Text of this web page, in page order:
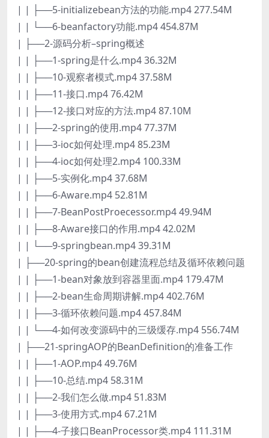
| | ├──5-initializebean方法的功能.mp4 277.54M
| | └──6-beanfactory功能.mp4 454.87M
| ├──2-源码分析–spring概述
| | ├──1-spring是什么.mp4 36.32M
| | ├──10-观察者模式.mp4 37.58M
| | ├──11-接口.mp4 76.42M
| | ├──12-接口对应的方法.mp4 87.10M
| | ├──2-spring的使用.mp4 77.37M
| | ├──3-ioc如何处理.mp4 85.23M
| | ├──4-ioc如何处理2.mp4 100.33M
| | ├──5-实例化.mp4 37.68M
| | ├──6-Aware.mp4 52.81M
| | ├──7-BeanPostProecessor.mp4 49.94M
| | ├──8-Aware接口的作用.mp4 42.02M
| | └──9-springbean.mp4 39.31M
| ├──20-spring的bean创建流程总结及循环依赖问题
| | ├──1-bean对象放到容器里面.mp4 179.47M
| | ├──2-bean生命周期讲解.mp4 402.76M
| | ├──3-循环依赖问题.mp4 457.84M
| | └──4-如何改变源码中的三级缓存.mp4 556.74M
| ├──21-springAOP的BeanDefinition的准备工作
| | ├──1-AOP.mp4 49.76M
| | ├──10-总结.mp4 58.31M
| | ├──2-我们怎么做.mp4 51.83M
| | ├──3-使用方式.mp4 67.21M
| | ├──4-子接口BeanProcessor类.mp4 111.31M